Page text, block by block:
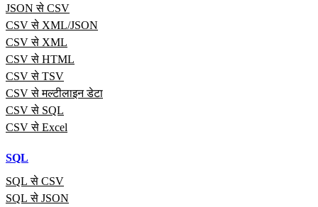
JSON से CSV
CSV से XML/JSON
CSV से XML
CSV से HTML
CSV से TSV
CSV से मल्टीलाइन डेटा
CSV से SQL
CSV से Excel
SQL
SQL से CSV
SQL से JSON